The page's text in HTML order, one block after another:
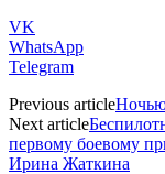
VK
WhatsApp
Telegram
Previous article
Next article
первому боевому
Ирина Жаткина